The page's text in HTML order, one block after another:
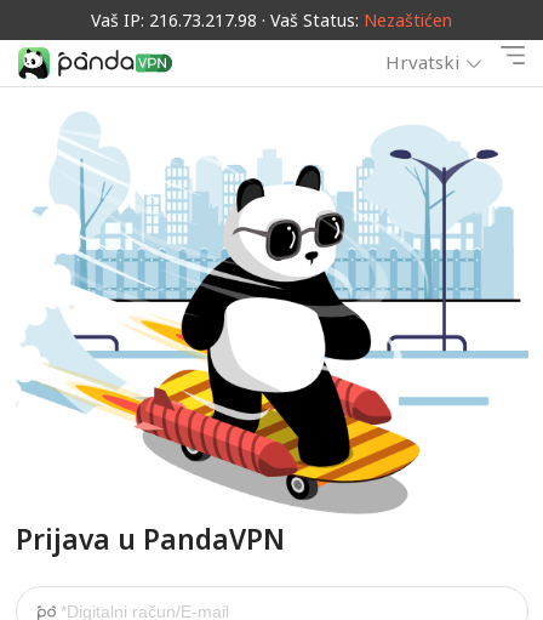
Vaš IP: 216.73.217.98 · Vaš Status: Nezaštićen
Hrvatski
Prijava u PandaVPN